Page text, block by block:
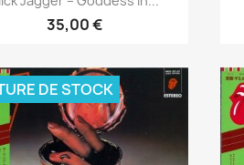
35,00 €
DE STOCK